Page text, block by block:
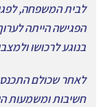
לבית המשפחה,
הפגישה הייתה
בנוגע לרכושו
לאחר שכולם
חשיבות ומשמעות